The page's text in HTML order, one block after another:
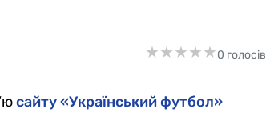
★★★★★
★★★★★0 голосів
сайту «Український футбол»